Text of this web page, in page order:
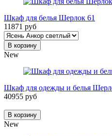
Шкаф для белья Шерлок 61
11871 руб
В корзину
New
Шкаф для одежды и белья
40955 руб
В корзину
New